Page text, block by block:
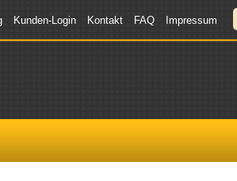
Kunden-Login Kontakt FAQ Impressum